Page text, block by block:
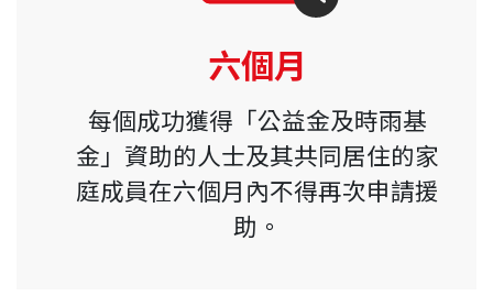
六個月
每個成功獲得「公益金及時雨基
金」資助的人士及其共同居住的家
庭成員在六個月內不得再次申請援
助。